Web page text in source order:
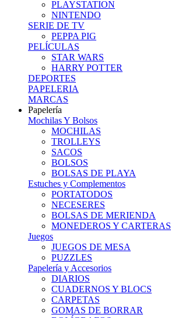
PLAYSTATION
NINTENDO
SERIE DE TV
PEPPA PIG
PELÍCULAS
STAR WARS
HARRY POTTER
DEPORTES
PAPELERIA
MARCAS
Papelería
Mochilas Y Bolsos
MOCHILAS
TROLLEYS
SACOS
BOLSOS
BOLSAS DE PLAYA
Estuches y Complementos
PORTATODOS
NECESERES
BOLSAS DE MERIENDA
MONEDEROS Y CARTERAS
Juegos
JUEGOS DE MESA
PUZZLES
Papelería y Accesorios
DIARIOS
CUADERNOS Y BLOCS
CARPETAS
GOMAS DE BORRAR